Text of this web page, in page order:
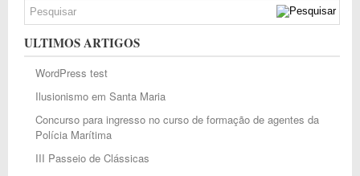
ULTIMOS ARTIGOS
WordPress test
Ilusionismo em Santa Maria
Concurso para ingresso no curso de formação de agentes da
Polícia Marítima
III Passeio de Clássicas